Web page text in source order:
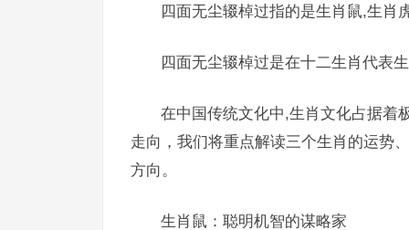
四面无尘辍棹过指的是生肖鼠,生肖
四面无尘辍棹过是在十二生肖代表
在中国传统文化中,生肖文化占据着
走向，我们将重点解读三个生肖的运势
方向。
生肖鼠：聪明机智的谋略家